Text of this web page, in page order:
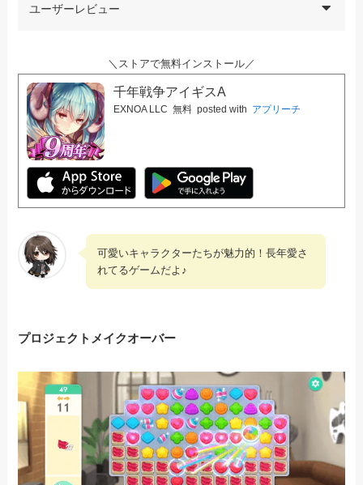
ユーザーレビュー
＼ストアで無料インストール／
千年戦争アイギスA
EXNOA LLC 無料 posted with アプリーチ
可愛いキャラクターたちが魅力的！長年愛さ
れてるゲームだよ♪
プロジェクトメイクオーバー